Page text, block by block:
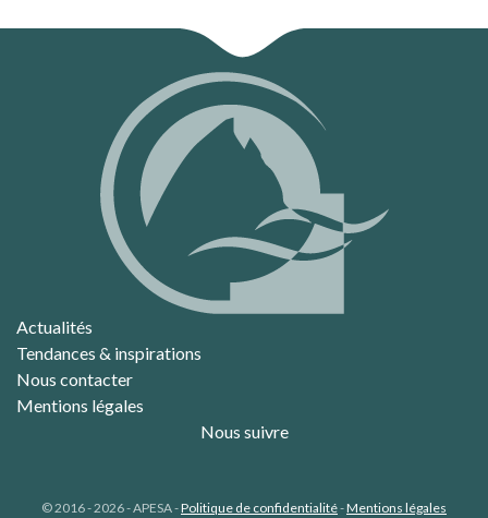
Actualités
Tendances & inspirations
Nous contacter
Mentions légales
Nous suivre
© 2016 - 2026 - APESA -Politique de confidentialité-Mentions légales